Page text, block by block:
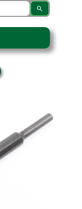
search